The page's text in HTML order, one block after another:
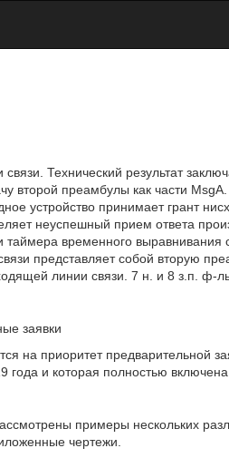
связи. Технический результат
второй преамбулы как части
устройство принимает грант
неуспешный прием ответа
временного
представляет собой вторую
линии связи. 7 н. и 8 з.п. ф-
заявки
на приоритет предварительной
года и которая полностью
примеры нескольких
чертежи.